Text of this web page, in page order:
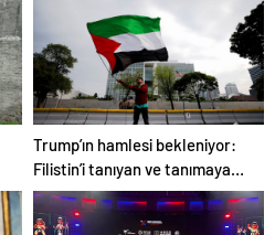
Trump’ın hamlesi bekleniyor:
Filistin’i tanıyan ve tanımayan
ülkeler hangileri?